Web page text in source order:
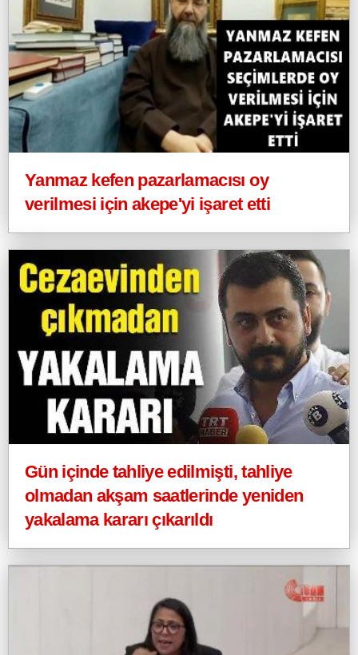
Yanmaz kefen pazarlamacısı oy
verilmesi için akepe'yi işaret etti
Gün içinde tahliye edilmişti, tahliye
olmadan akşam saatlerinde yeniden
yakalama kararı çıkarıldı